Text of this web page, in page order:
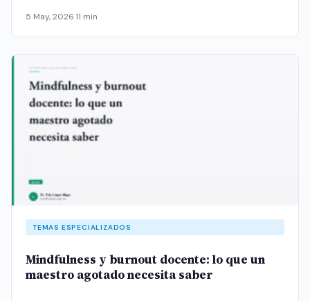
5 May, 202611 min
TEMAS ESPECIALIZADOS
Mindfulness y burnout docente: lo que un
maestro agotado necesita saber